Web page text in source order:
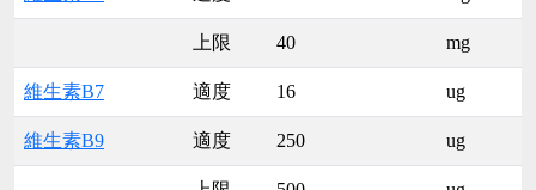
上限 40 mg
維生素B7 適度 16 ug
維生素B9 適度 250 ug